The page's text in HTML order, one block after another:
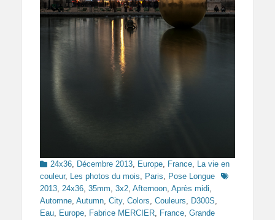
Categories
24x36, Décembre 2013, Europe, France, La vie en
couleur, Les photos du mois, Paris, Pose Longue
Tags
2013, 24x36, 35mm, 3x2, Afternoon, Après midi,
Automne, Autumn, City, Colors, Couleurs, D300S,
Eau, Europe, Fabrice MERCIER, France, Grande